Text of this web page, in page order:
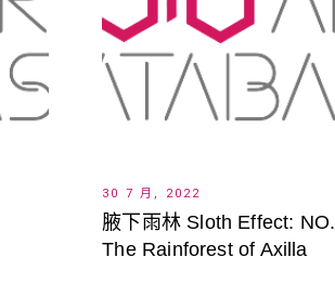
30 7 月, 2022
腋下雨林 Sloth Effect:
The Rainforest of Axilla